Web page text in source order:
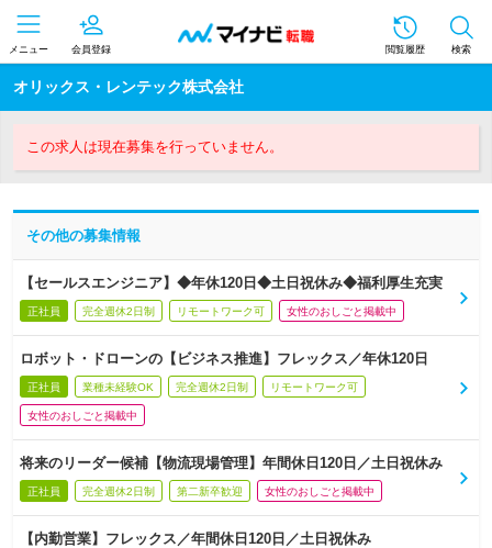
メニュー 会員登録 閲覧履歴 検索
オリックス・レンテック株式会社
この求人は現在募集を行っていません。
その他の募集情報
【セールスエンジニア】◆年休120日◆土日祝休み◆福利厚生充実
正社員 完全週休2日制 リモートワーク可 女性のおしごと掲載中
ロボット・ドローンの【ビジネス推進】フレックス／年休120日
正社員 業種未経験OK 完全週休2日制 リモートワーク可
女性のおしごと掲載中
将来のリーダー候補【物流現場管理】年間休日120日／土日祝休み
正社員 完全週休2日制 第二新卒歓迎 女性のおしごと掲載中
【内勤営業】フレックス／年間休日120日／土日祝休み